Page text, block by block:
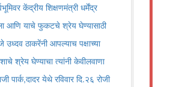
केंद्रीय शिक्षणमंत्री धर्मेंद्र
आणि याचे फुकटचे श्रेय घेण्यासाठी
ठाकरेंनी आपल्याच पक्षाच्या
श्रेय घेण्याचा त्यांनी केवीलवाणा
पार्क,दादर येथे रविवार दि.२६ रोजी